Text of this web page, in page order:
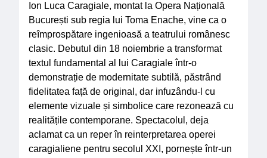
Ion Luca Caragiale, montat la Opera Națională
București sub regia lui Toma Enache, vine ca o
reîmprospătare ingenioasă a teatrului românesc
clasic. Debutul din 18 noiembrie a transformat
textul fundamental al lui Caragiale într-o
demonstrație de modernitate subtilă, păstrând
fidelitatea față de original, dar infuzându-l cu
elemente vizuale și simbolice care rezonează cu
realitățile contemporane. Spectacolul, deja
aclamat ca un reper în reinterpretarea operei
caragialiene pentru secolul XXI, pornește într-un